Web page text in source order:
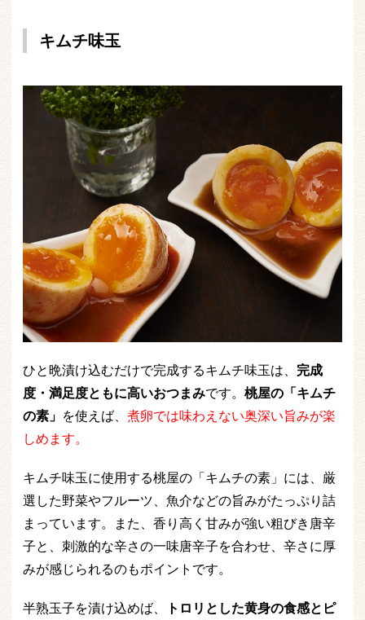
キムチ味玉
ひと晩漬け込むだけで完成するキムチ味玉は、 完成
度・満足度ともに高いおつまみです。 桃屋の「キムチ
の素」 を使えば、 煮卵では味わえない奥深い旨みが楽
しめます。
キムチ味玉に使用する桃屋の「キムチの素」には、厳
選した野菜やフルーツ、魚介などの旨みがたっぷり詰
まっています。また、香り高く甘みが強い粗びき唐辛
子と、刺激的な辛さの一味唐辛子を合わせ、辛さに厚
みが感じられるのもポイントです。
半熟玉子を漬け込めば、
トロリとした黄身の食感とピ